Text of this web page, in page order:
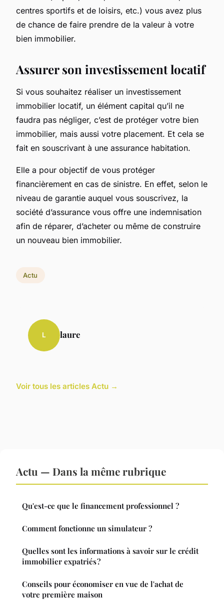
centres sportifs et de loisirs, etc.) vous avez plus
de chance de faire prendre de la valeur à votre
bien immobilier.
Assurer son investissement locatif
Si vous souhaitez réaliser un investissement
immobilier locatif, un élément capital qu’il ne
faudra pas négliger, c’est de protéger votre bien
immobilier, mais aussi votre placement. Et cela se
fait en souscrivant à une assurance habitation.
Elle a pour objectif de vous protéger
financièrement en cas de sinistre. En effet, selon le
niveau de garantie auquel vous souscrivez, la
société d’assurance vous offre une indemnisation
afin de réparer, d’acheter ou même de construire
un nouveau bien immobilier.
Actu
L laure
Voir tous les articles Actu →
Actu — Dans la même rubrique
Qu'est-ce que le financement professionnel ?
Comment fonctionne un simulateur ?
Quelles sont les informations à savoir sur le crédit
immobilier expatriés ?
Conseils pour économiser en vue de l'achat de
votre première maison